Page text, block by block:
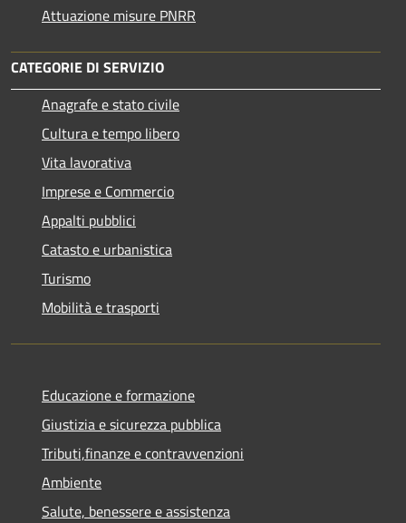
Attuazione misure PNRR
CATEGORIE DI SERVIZIO
Anagrafe e stato civile
Cultura e tempo libero
Vita lavorativa
Imprese e Commercio
Appalti pubblici
Catasto e urbanistica
Turismo
Mobilità e trasporti
Educazione e formazione
Giustizia e sicurezza pubblica
Tributi,finanze e contravvenzioni
Ambiente
Salute, benessere e assistenza